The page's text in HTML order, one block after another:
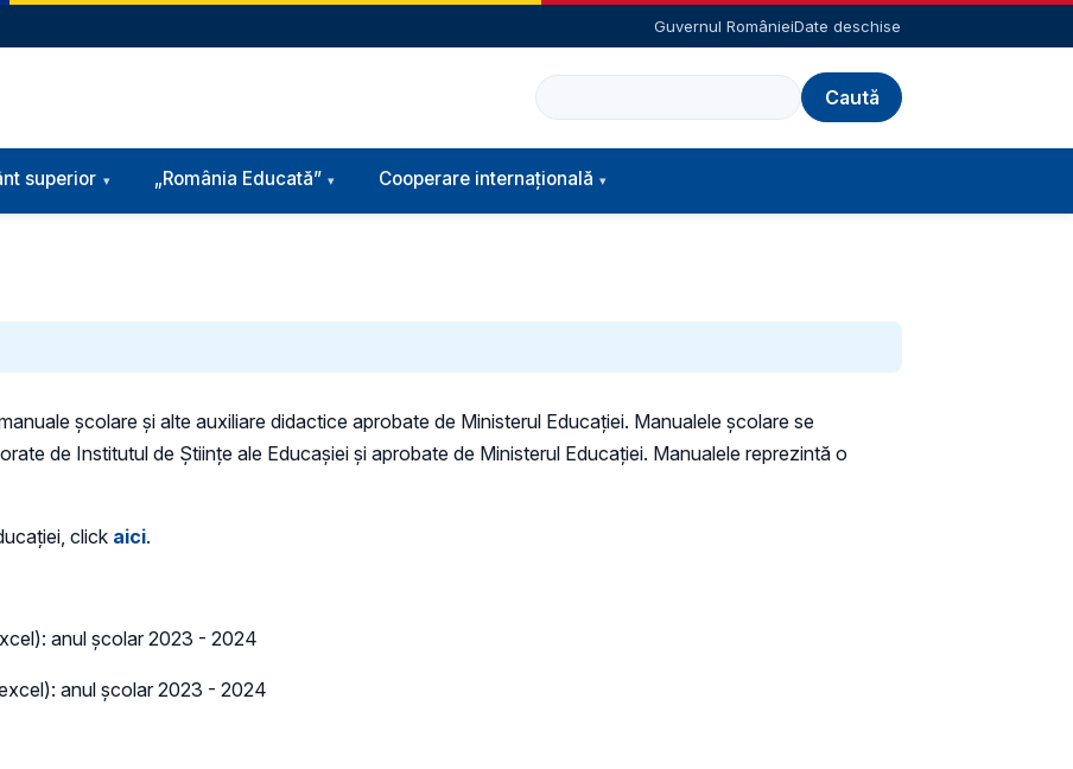
Guvernul RomânieiDate deschise
Caută
superior „România Educată” Cooperare internațională
şcolare şi alte auxiliare didactice aprobate de Ministerul Educaţiei. Manualele şcolare se
de Institutul de Ştiinţe ale Educaşiei şi aprobate de Ministerul Educaţiei. Manualele reprezintă o
click aici.
anul şcolar 2023 - 2024
anul şcolar 2023 - 2024